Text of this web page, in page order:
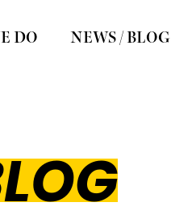
DO NEWS / BLOG